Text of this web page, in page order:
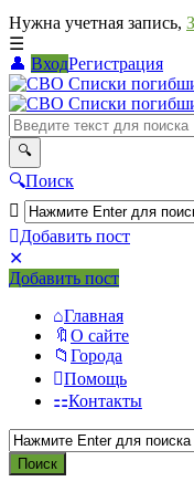
Нужна учетная запись,
ВходРегистрация
СВО
Списки
погибших
2022-
2026,
Новости
СВО
Поиск
Добавить пост
Мобильное
меню
Добавить пост
Главная
О сайте
Города
Помощь
Контакты